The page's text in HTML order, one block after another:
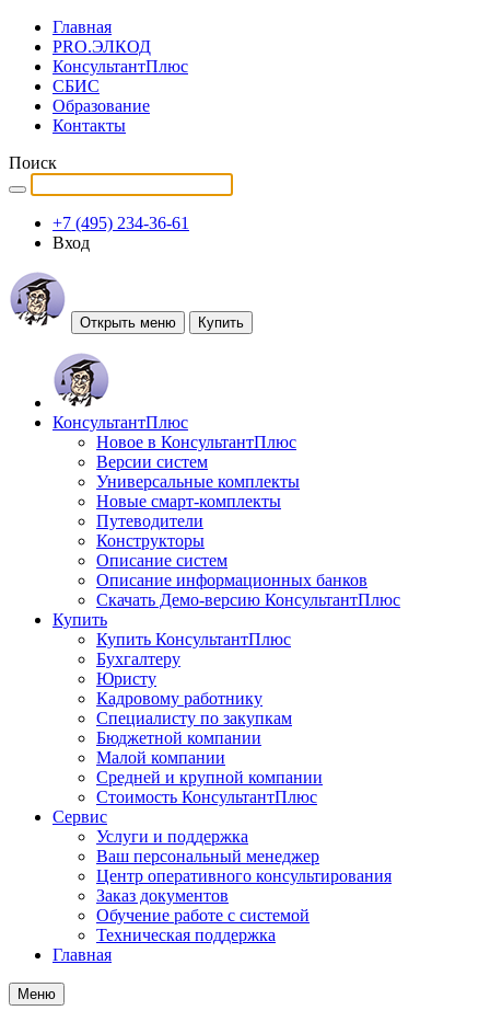
Главная
PRO.ЭЛКОД
КонсультантПлюс
СБИС
Образование
Контакты
Поиск
+7 (495) 234-36-61
Вход
Открыть меню Купить
КонсультантПлюс
Новое в КонсультантПлюс
Версии систем
Универсальные комплекты
Новые смарт-комплекты
Путеводители
Конструкторы
Описание систем
Описание информационных банков
Скачать Демо-версию КонсультантПлюс
Купить
Купить КонсультантПлюс
Бухгалтеру
Юристу
Кадровому работнику
Специалисту по закупкам
Бюджетной компании
Малой компании
Средней и крупной компании
Стоимость КонсультантПлюс
Сервис
Услуги и поддержка
Ваш персональный менеджер
Центр оперативного консультирования
Заказ документов
Обучение работе с системой
Техническая поддержка
Главная
Меню